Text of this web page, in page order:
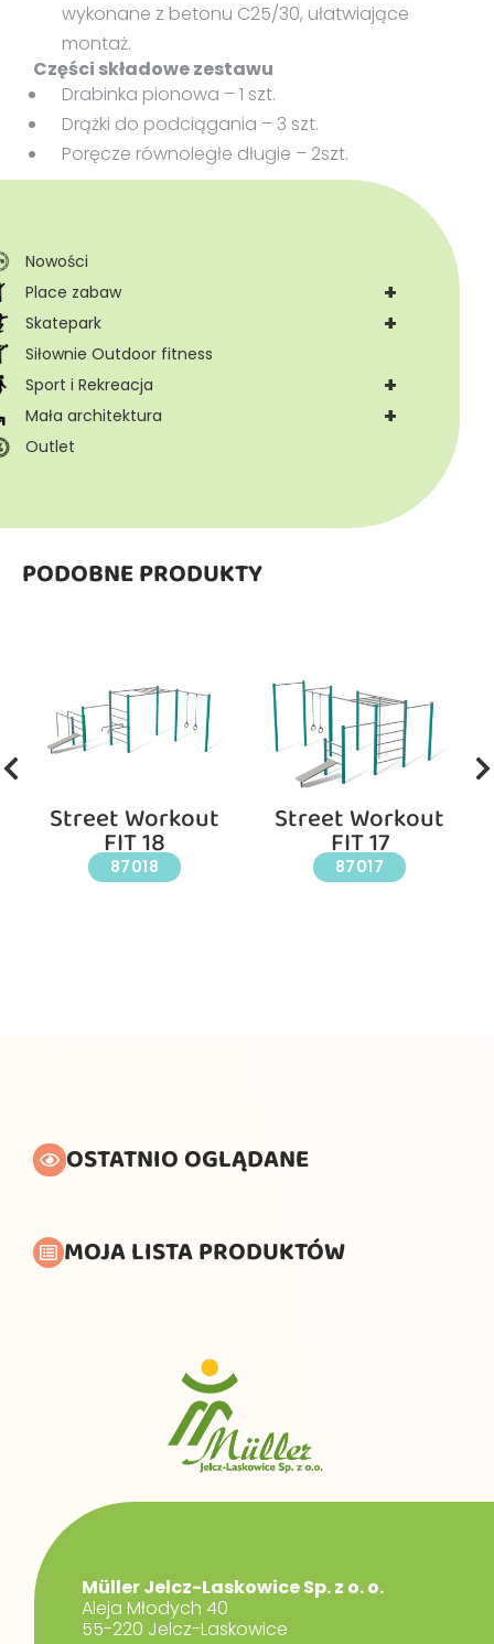
Nowości
+
Place zabaw
+
Skatepark
Siłownie Outdoor fitness
+
Sport i Rekreacja
+
Mała architektura
Outlet
wykonane z betonu C25/30, ułatwiające
montaż.
Części składowe zestawu
Drabinka pionowa – 1 szt.
Drążki do podciągania – 3 szt.
Poręcze równoległe długie – 2szt.
PODOBNE PRODUKTY
Street Workout
FIT 18
87018
Street Workout
FIT 17
87017
OSTATNIO OGLĄDANE
MOJA LISTA PRODUKTÓW
Müller Jelcz-Laskowice Sp. z o. o.
Aleja Młodych 40
55-220 Jelcz-Laskowice